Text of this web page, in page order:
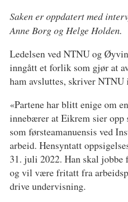
Saken er oppdatert med
Anne Borg og Helge Holden.
Ledelsen ved NTNU og
inngått et forlik som gjør at
ham avsluttes, skriver NTNU
«Partene har blitt enige om
innebærer at Eikrem sier
som førsteamanuensis ved
arbeid. Hensyntatt
31. juli 2022. Han skal jobbe
og vil være fritatt fra
drive undervisning.